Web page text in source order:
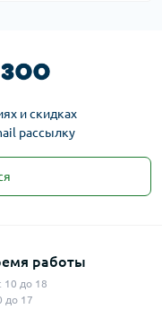
и скидках
рассылку
работы
10 до 18
до 17